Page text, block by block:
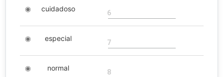
◉ cuidadoso 6
◉ especial 7
◉ normal 8